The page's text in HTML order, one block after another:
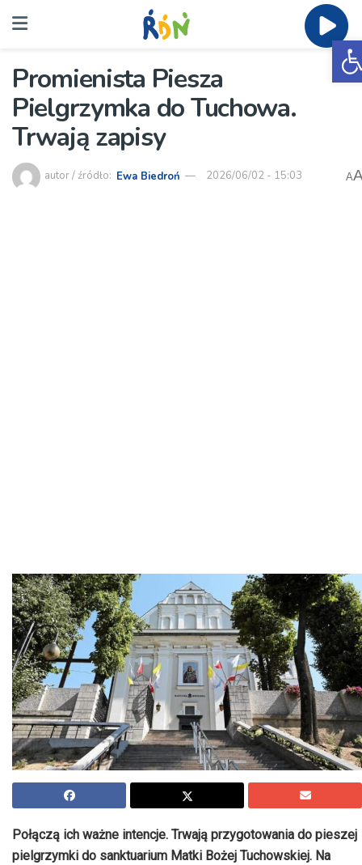
Promienista Piesza
Pielgrzymka do Tuchowa.
Trwają zapisy
autor / źródło: Ewa Biedroń 2026/06/02 - 15:03 A
Połączą ich ważne intencje. Trwają przygotowania do pieszej
pielgrzymki do sanktuarium Matki Bożej Tuchowskiej. Na